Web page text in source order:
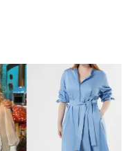
dal mondo